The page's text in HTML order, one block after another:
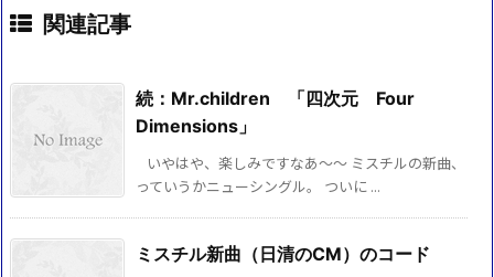
関連記事
続：Mr.children 「四次元 Four
Dimensions」
いやはや、楽しみですなあ～～ ミスチルの新曲、
っていうかニューシングル。 ついに ...
ミスチル新曲（日清のCM）のコード